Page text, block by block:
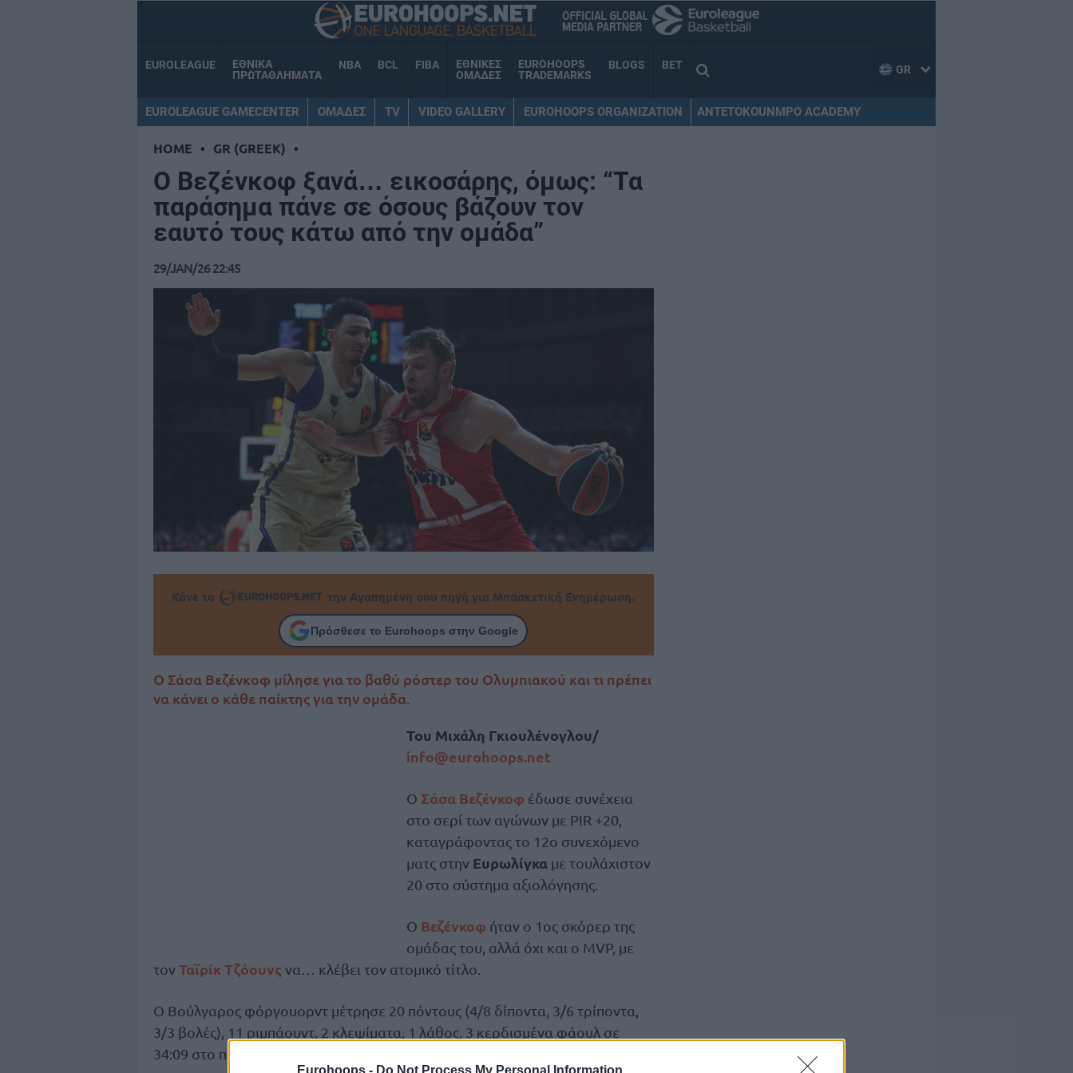
Eurohoops - Do Not Process My Personal Information
EUROLEAGUE
ΕΘΝΙΚΑ
ΠΡΩΤΑΘΛΗΜΑΤΑ
NBA BCL FIBA
ΕΘΝΙΚΕΣ
ΟΜΑΔΕΣ
EUROHOOPS
TRADEMARKS
BLOGS BET GR
EUROLEAGUE GAMECENTER ΟΜΑΔΕΣ TV VIDEO GALLERY EUROHOOPS ORGANIZATION ANTETOKOUNMPO ACADEMY
HOME • GR (GREEK) •
Ο Βεζένκοφ ξανά… εικοσάρης, όμως: “Τα
παράσημα πάνε σε όσους βάζουν τον
εαυτό τους κάτω από την ομάδα”
29/JAN/26 22:45
Κάνε το την Αγαπημένη σου πηγή για Μπασκετική Ενημέρωση.
Πρόσθεσε το Eurohoops στην Google
Ο Σάσα Βεζένκοφ μίλησε για το βαθύ ρόστερ του Ολυμπιακού και τι πρέπει
να κάνει ο κάθε παίκτης για την ομάδα.
Του Μιχάλη Γκιουλένογλου/
info@eurohoops.net
Ο Σάσα Βεζένκοφ έδωσε συνέχεια
στο σερί των αγώνων με PIR +20,
καταγράφοντας το 12ο συνεχόμενο
ματς στην Ευρωλίγκα με τουλάχιστον
20 στο σύστημα αξιολόγησης.
Ο Βεζένκοφ ήταν ο 1ος σκόρερ της
ομάδας του, αλλά όχι και ο MVP, με
τονΤαϊρίκ Τζόουνς να… κλέβει τον ατομικό τίτλο.
Ο Βούλγαρος φόργουορντ μέτρησε 20 πόντους (4/8 δίποντα, 3/6 τρίποντα,
3/3 βολές), 11 ριμπάουντ, 2 κλεψίματα, 1 λάθος, 3 κερδισμένα φάουλ σε
34:09 στο παρκέ του ΣΕΦ.